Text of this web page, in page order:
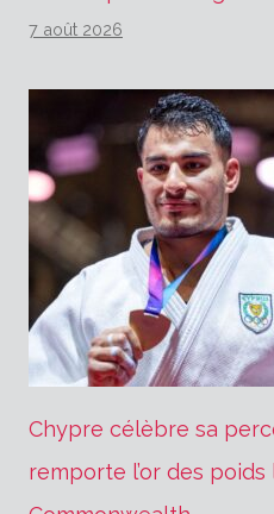
7 août 2026
Chypre célèbre sa
remporte l’or des poids